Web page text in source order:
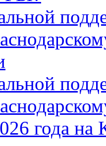
года на